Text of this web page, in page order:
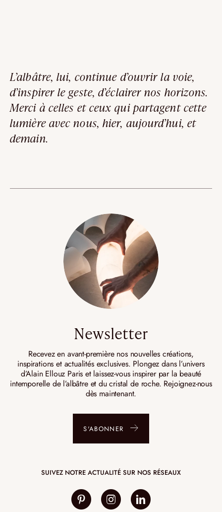
L’albâtre, lui, continue d’ouvrir la voie,
d’inspirer le geste, d’éclairer nos horizons.
Merci à celles et ceux qui partagent cette
lumière avec nous, hier, aujourd’hui, et
demain.
Newsletter
Recevez en avant-première nos nouvelles créations,
inspirations et actualités exclusives. Plongez dans l’univers
d’Alain Ellouz Paris et laissez-vous inspirer par la beauté
intemporelle de l’albâtre et du cristal de roche. Rejoignez-nous
dès maintenant.
S'ABONNER
SUIVEZ NOTRE ACTUALITÉ SUR NOS RÉSEAUX